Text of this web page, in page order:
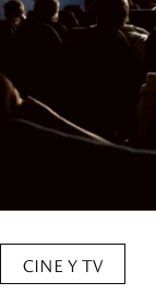
CINE Y TV